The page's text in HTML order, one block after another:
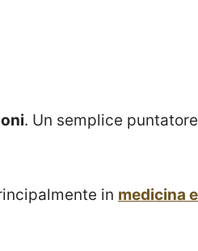
. Un semplice
in medicina